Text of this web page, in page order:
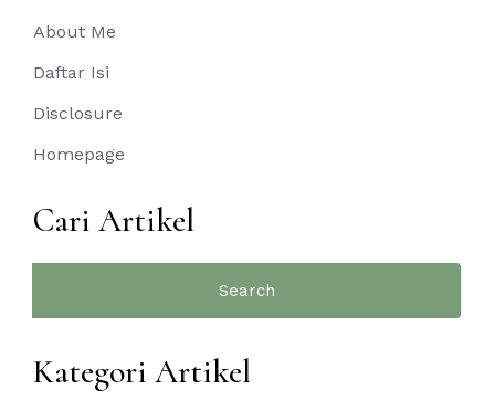
About Me
Daftar Isi
Disclosure
Homepage
Cari Artikel
Kategori Artikel